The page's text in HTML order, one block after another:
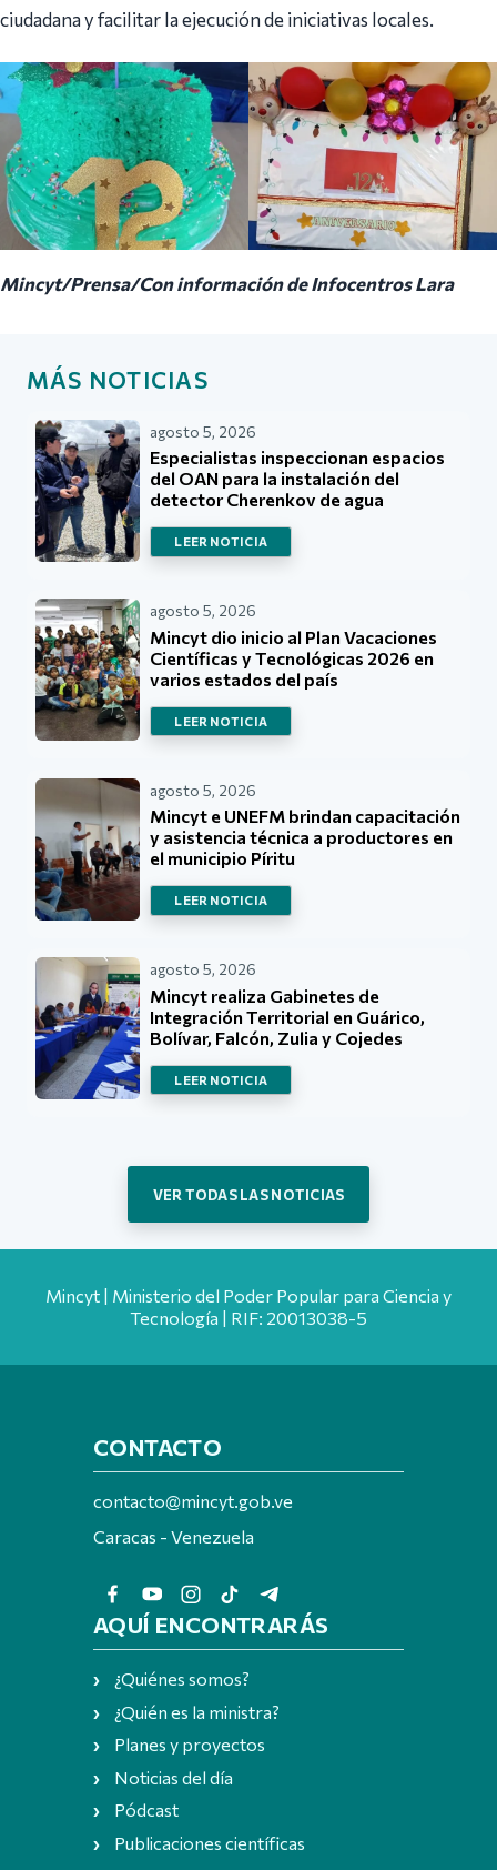
ciudadana y facilitar la ejecución de iniciativas locales.
Mincyt/Prensa/Con información de Infocentros Lara
MÁS NOTICIAS
agosto 5, 2026
Especialistas inspeccionan espacios
del OAN para la instalación del
detector Cherenkov de agua
LEER NOTICIA
agosto 5, 2026
Mincyt dio inicio al Plan Vacaciones
Científicas y Tecnológicas 2026 en
varios estados del país
LEER NOTICIA
agosto 5, 2026
Mincyt e UNEFM brindan capacitación
y asistencia técnica a productores en
el municipio Píritu
LEER NOTICIA
agosto 5, 2026
Mincyt realiza Gabinetes de
Integración Territorial en Guárico,
Bolívar, Falcón, Zulia y Cojedes
LEER NOTICIA
VER TODAS LAS NOTICIAS
Mincyt | Ministerio del Poder Popular para Ciencia y
Tecnología | RIF: 20013038-5
CONTACTO
contacto@mincyt.gob.ve
Caracas - Venezuela
AQUÍ ENCONTRARÁS
¿Quiénes somos?
¿Quién es la ministra?
Planes y proyectos
Noticias del día
Pódcast
Publicaciones científicas